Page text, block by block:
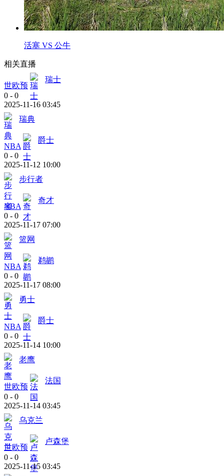
活塞 VS 公牛
相关直播
世欧预
瑞士
0 - 0
2025-11-16 03:45
瑞典
NBA
爵士
0 - 0
2025-11-12 10:00
步行者
NBA
奇才
0 - 0
2025-11-17 07:00
篮网
NBA
鹈鹕
0 - 0
2025-11-17 08:00
勇士
NBA
爵士
0 - 0
2025-11-14 10:00
老鹰
世欧预
法国
0 - 0
2025-11-14 03:45
乌克兰
世欧预
卢森堡
0 - 0
2025-11-15 03:45